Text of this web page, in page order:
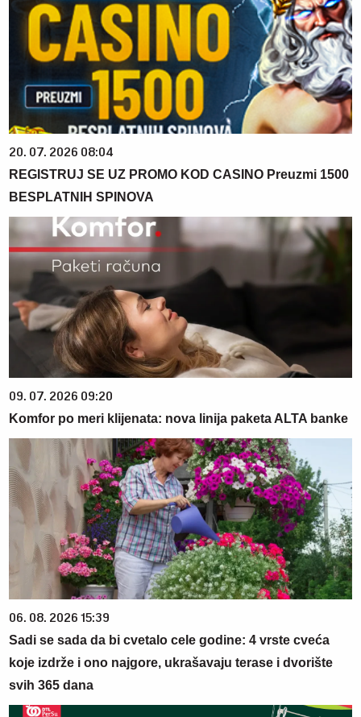
20. 07. 2026 08:04
REGISTRUJ SE UZ PROMO KOD CASINO Preuzmi 1500
BESPLATNIH SPINOVA
09. 07. 2026 09:20
Komfor po meri klijenata: nova linija paketa ALTA banke
06. 08. 2026 15:39
Sadi se sada da bi cvetalo cele godine: 4 vrste cveća
koje izdrže i ono najgore, ukrašavaju terase i dvorište
svih 365 dana